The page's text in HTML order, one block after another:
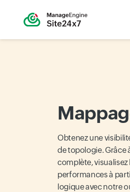
Obtenez une
de topologie. Grâce
complète,
performances à
logique avec notre